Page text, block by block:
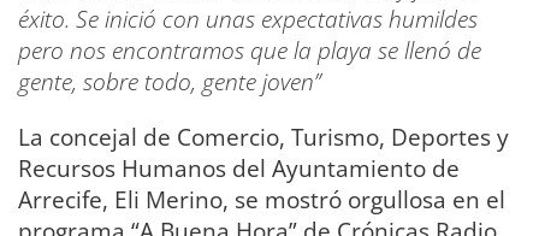
éxito. Se inició con unas expectativas humildes
pero nos encontramos que la playa se llenó de
gente, sobre todo, gente joven”
La concejal de Comercio, Turismo, Deportes y
Recursos Humanos del Ayuntamiento de
Arrecife, Eli Merino, se mostró orgullosa en el